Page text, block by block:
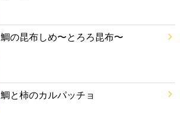
鯛の昆布しめ〜とろろ昆布〜
鯛と柿のカルパッチョ